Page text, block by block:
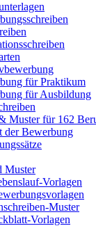
für Praktikum
für Ausbildung
Muster für 162
der Bewerbung
Muster
Vorlagen
Muster
Vorlagen